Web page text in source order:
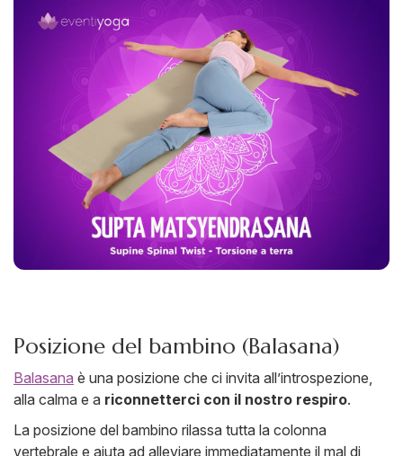
Posizione del bambino (Balasana)
Balasana è una posizione che ci invita all’introspezione,
alla calma e a riconnetterci con il nostro respiro.
La posizione del bambino rilassa tutta la colonna
vertebrale e aiuta ad alleviare immediatamente il mal di